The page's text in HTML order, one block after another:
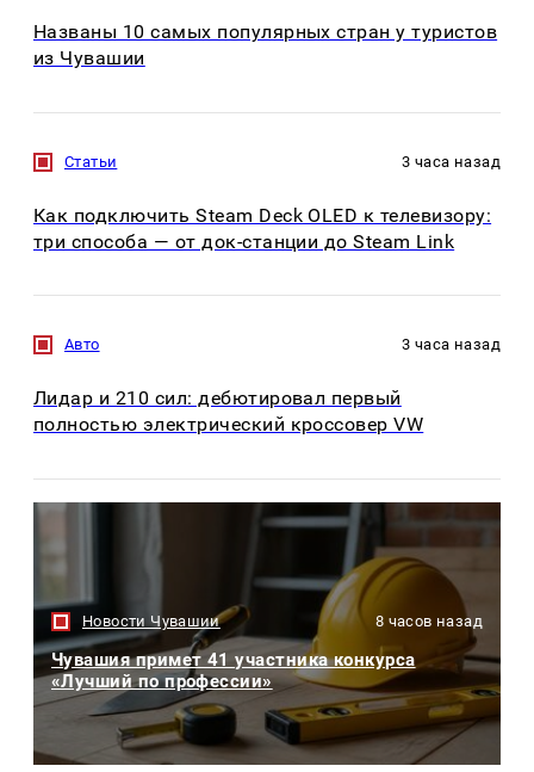
Названы 10 самых популярных стран у туристов
из Чувашии
Статьи 3 часа назад
Как подключить Steam Deck OLED к телевизору:
три способа — от док-станции до Steam Link
Авто 3 часа назад
Лидар и 210 сил: дебютировал первый
полностью электрический кроссовер VW
Новости Чувашии 8 часов назад
Чувашия примет 41 участника конкурса
«Лучший по профессии»